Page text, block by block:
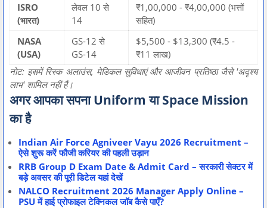
ISRO
(भारत)
लेवल 10 से
14
₹1,00,000 - ₹4,00,000 (भत्तों
सहित)
NASA
(USA)
GS-12 से
GS-14
$5,500 - $13,300 (₹4.5 -
₹11 लाख)
नोट: इसमें रिस्क अलाउंस, मेडिकल सुविधाएं और आजीवन प्रतिष्ठा जैसे 'अदृश्य
लाभ' शामिल नहीं हैं।
अगर आपका सपना Uniform या Space Mission
का है
Indian Air Force Agniveer Vayu 2026 Recruitment –
ऐसे शुरू करें फौजी करियर की पहली उड़ान
RRB Group D Exam Date & Admit Card – सरकारी सेक्टर में
बड़े अवसर की पूरी डिटेल यहां देखें
NALCO Recruitment 2026 Manager Apply Online –
PSU में हाई प्रोफाइल टेक्निकल जॉब कैसे पाएँ?